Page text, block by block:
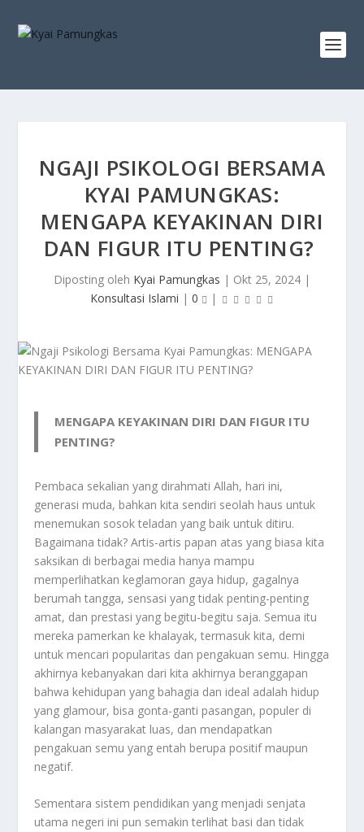
NGAJI PSIKOLOGI BERSAMA
KYAI PAMUNGKAS:
MENGAPA KEYAKINAN DIRI
DAN FIGUR ITU PENTING?
Diposting oleh Kyai Pamungkas | Okt 25, 2024 |
Konsultasi Islami | 0 |
MENGAPA KEYAKINAN DIRI DAN FIGUR ITU
PENTING?
Pembaca sekalian yang dirahmati Allah, hari ini,
generasi muda, bahkan kita sendiri seolah haus untuk
menemukan sosok teladan yang baik untuk ditiru.
Bagaimana tidak? Artis-artis papan atas yang biasa kita
saksikan di berbagai media hanya mampu
memperlihatkan keglamoran gaya hidup, gagalnya
berumah tangga, sensasi yang tidak penting-penting
amat, dan prestasi yang begitu-begitu saja. Semua itu
mereka pamerkan ke khalayak, termasuk kita, demi
untuk mencari popularitas dan pengakuan semu. Hingga
akhirnya kebanyakan dari kita akhirnya beranggapan
bahwa kehidupan yang bahagia dan ideal adalah hidup
yang glamour, bisa gonta-ganti pasangan, populer di
kalangan masyarakat luas, dan mendapatkan
pengakuan semu yang entah berupa positif maupun
negatif.
Sementara sistem pendidikan yang menjadi senjata
utama negeri ini pun semakin terlihat basi dan tidak